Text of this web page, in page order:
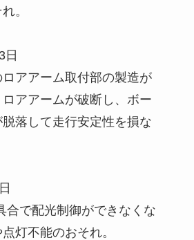
。
日
アアーム取付部の製造が
アアームが破断し、ボー
落して走行安定性を損な
日
で配光制御ができなくな
灯不能のおそれ。